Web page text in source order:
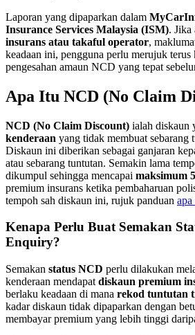
Laporan yang dipaparkan dalam
Insurance Services Malaysia (ISM). Jika
insurans atau takaful operator,
keadaan ini, pengguna perlu merujuk terus
pengesahan amaun NCD yang tepat
Apa Itu NCD (No Claim
NCD (No Claim Discount) ialah diskaun
kenderaan yang tidak membuat sebarang
Diskaun ini diberikan sebagai ganjaran
atau sebarang tuntutan. Semakin lama
dikumpul sehingga mencapai maksimum
premium insurans ketika pembaharuan
tempoh sah diskaun ini, rujuk panduan
Kenapa Perlu Buat Semakan
Enquiry?
Semakan status NCD perlu dilakukan
kenderaan mendapat diskaun premium
berlaku keadaan di mana rekod tuntutan
kadar diskaun tidak dipaparkan dengan
membayar premium yang lebih tinggi